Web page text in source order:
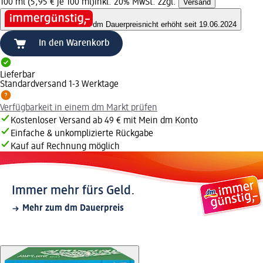
100 ml (5,95 € je 100 ml) inkl. 20% MwSt. zzgl. Versand
dm Dauerpreisnicht erhöht seit 19.06.2024
In den Warenkorb
Lieferbar
Standardversand 1-3 Werktage
Verfügbarkeit in einem dm Markt prüfen
Kostenloser Versand ab 49 € mit Mein dm Konto
Einfache & unkomplizierte Rückgabe
Kauf auf Rechnung möglich
Immer mehr fürs Geld.
Mehr zum dm Dauerpreis